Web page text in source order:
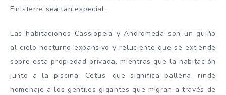
Finisterre sea tan especial.
Las habitaciones Cassiopeia y Andromeda son un guiño
al cielo nocturno expansivo y reluciente que se extiende
sobre esta propiedad privada, mientras que la habitación
junto a la piscina, Cetus, que significa ballena, rinde
homenaje a los gentiles gigantes que migran a través de